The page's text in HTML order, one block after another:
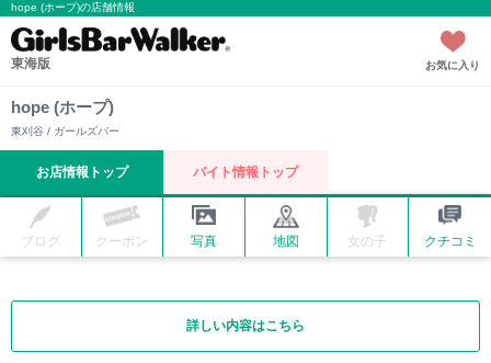
hope (ホープ)の店舗情報
東海版 お気に入り
hope (ホープ)
東刈谷 / ガールズバー
お店情報トップ バイト情報トップ
ブログ クーポン 写真 地図 女の子 クチコミ
詳しい内容はこちら